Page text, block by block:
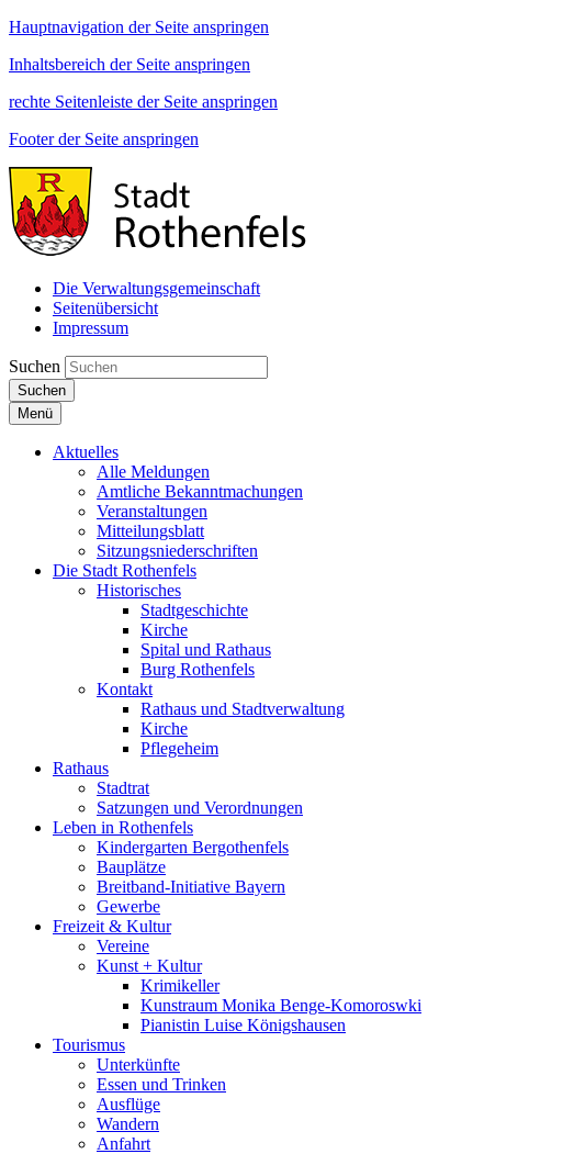
Hauptnavigation der Seite anspringen
Inhaltsbereich der Seite anspringen
rechte Seitenleiste der Seite anspringen
Footer der Seite anspringen
Die Verwaltungsgemeinschaft
Seitenübersicht
Impressum
Suchen
Suchen
Menü
Aktuelles
Alle Meldungen
Amtliche Bekanntmachungen
Veranstaltungen
Mitteilungsblatt
Sitzungsniederschriften
Die Stadt Rothenfels
Historisches
Stadtgeschichte
Kirche
Spital und Rathaus
Burg Rothenfels
Kontakt
Rathaus und Stadtverwaltung
Kirche
Pflegeheim
Rathaus
Stadtrat
Satzungen und Verordnungen
Leben in Rothenfels
Kindergarten Bergothenfels
Bauplätze
Breitband-Initiative Bayern
Gewerbe
Freizeit & Kultur
Vereine
Kunst + Kultur
Krimikeller
Kunstraum Monika Benge-Komoroswki
Pianistin Luise Königshausen
Tourismus
Unterkünfte
Essen und Trinken
Ausflüge
Wandern
Anfahrt